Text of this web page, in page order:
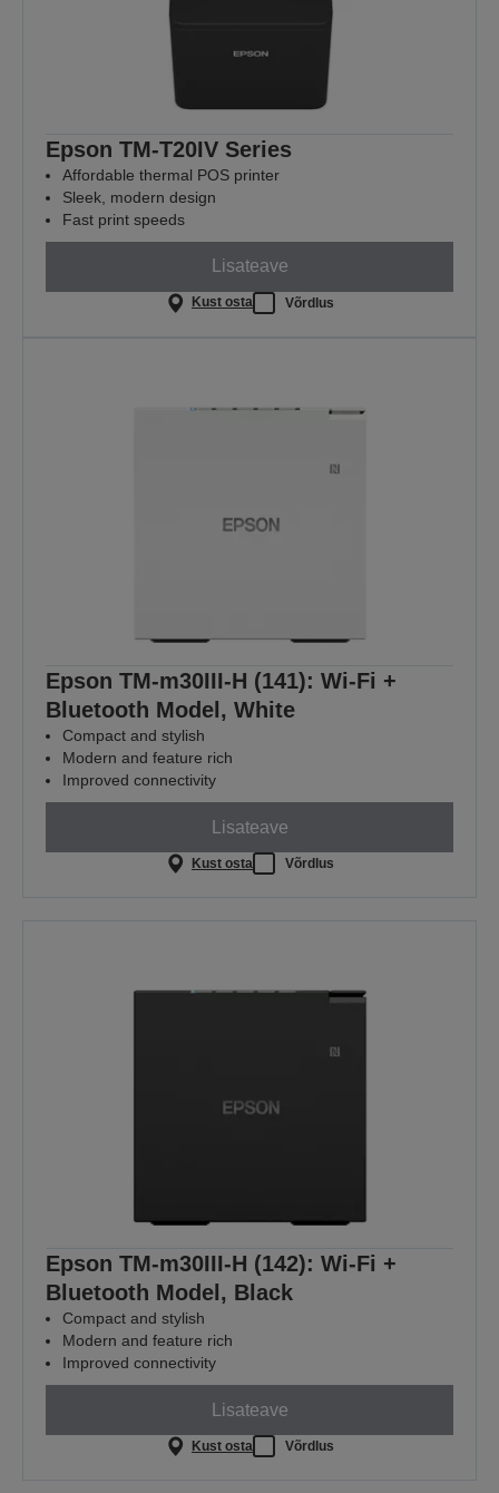
Epson TM-T20IV Series
Affordable thermal POS printer
Sleek, modern design
Fast print speeds
Lisateave
Kust osta Võrdlus
Epson TM-m30III-H (141): Wi-Fi +
Bluetooth Model, White
Compact and stylish
Modern and feature rich
Improved connectivity
Lisateave
Kust osta Võrdlus
Epson TM-m30III-H (142): Wi-Fi +
Bluetooth Model, Black
Compact and stylish
Modern and feature rich
Improved connectivity
Lisateave
Kust osta Võrdlus